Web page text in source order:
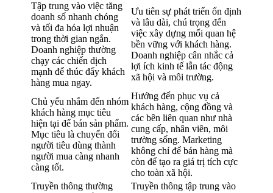
Tập trung vào việc tăng
doanh số nhanh chóng
và tối đa hóa lợi nhuận
trong thời gian ngắn.
Doanh nghiệp thường
chạy các chiến dịch
mạnh để thúc đẩy khách
hàng mua ngay.
Ưu tiên sự phát triển ổn định
và lâu dài, chú trọng đến
việc xây dựng mối quan hệ
bền vững với khách hàng.
Doanh nghiệp cân nhắc cả
lợi ích kinh tế lẫn tác động
xã hội và môi trường.
Chủ yếu nhắm đến nhóm
khách hàng mục tiêu
hiện tại để bán sản phẩm.
Mục tiêu là chuyển đổi
người tiêu dùng thành
người mua càng nhanh
càng tốt.
Hướng đến phục vụ cả
khách hàng, cộng đồng và
các bên liên quan như nhà
cung cấp, nhân viên, môi
trường sống. Marketing
không chỉ để bán hàng mà
còn để tạo ra giá trị tích cực
cho toàn xã hội.
Truyền thông thường
Truyền thông tập trung vào